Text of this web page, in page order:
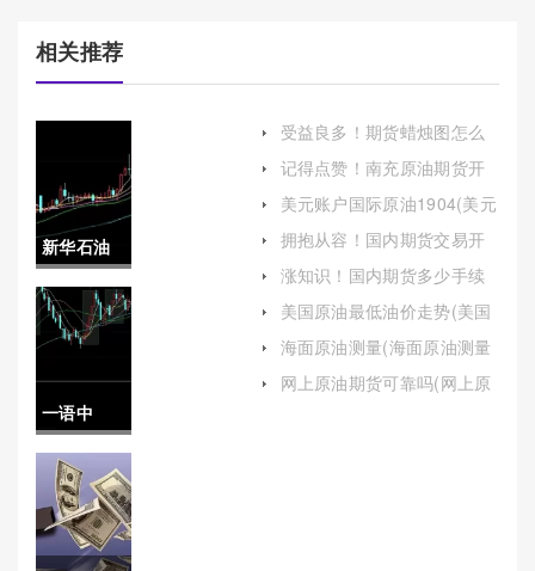
相关推荐
新华石油
期货现场
直播(期货
石油直播)
一语中
的！期货
黄金原油
在线喊单
受益良多！期货蜡烛图怎么
看(市场动态)
记得点赞！南充原油期货开
户（为投资者提供了一个参
与国际原油期货交易的平
台）
美元账户国际原油1904(美元
账户国际原油)
拥抱从容！国内期货交易开
户平台（帮助投资者更好地
了解并选择合适的平台）
涨知识！国内期货多少手续
费正常(国内十大期货手续费)
美国原油最低油价走势(美国
原油最低油价走势图)
海面原油测量(海面原油测量
标准)
网上原油期货可靠吗(网上原